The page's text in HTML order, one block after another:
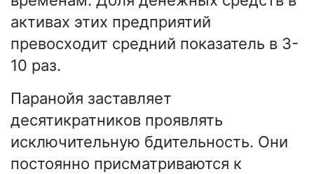
активах этих предприятий
превосходит средний показатель в 3-
10 раз.
Паранойя заставляет
десятикратников проявлять
исключительную бдительность. Они
постоянно присматриваются к